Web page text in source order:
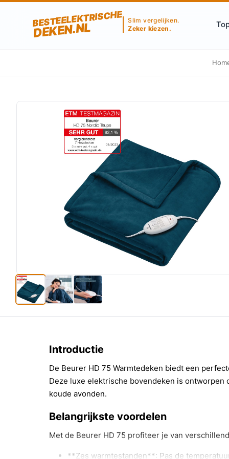
BESTEELEKTRISCHE
DEKEN.NL
Slim vergelijken.
Zeker kiezen.
Introductie
De Beurer HD 75 Warmtedeken biedt een
Deze luxe elektrische bovendeken is ontworpen
koude avonden.
Belangrijkste voordelen
Met de Beurer HD 75 profiteer je van
**Zes warmtestanden**: Pas de